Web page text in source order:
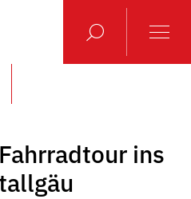
ins